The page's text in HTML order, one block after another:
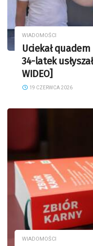
WIADOMOŚCI
Uciekał
34-latek
WIDEO]
19 CZERWCA 2026
WIADOMOŚCI